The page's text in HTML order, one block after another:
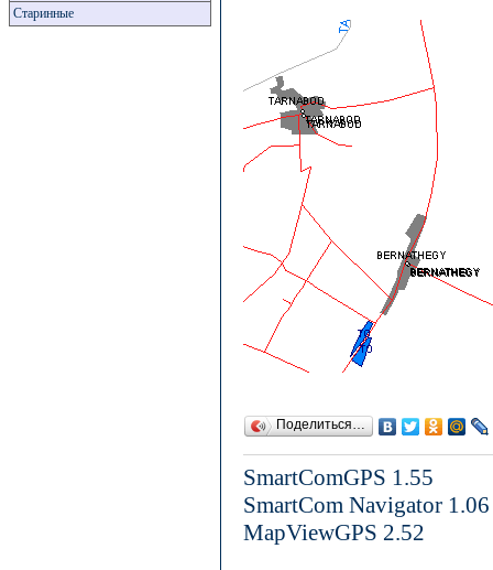
Старинные
Поделиться…
SmartComGPS 1.55
SmartCom Navigator 1.06
MapViewGPS 2.52